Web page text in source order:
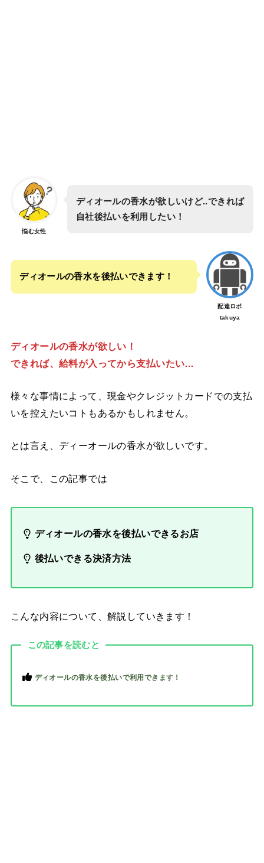
悩む女性
ディオールの香水が欲しいけど..できれば
自社後払いを利用したい！
配達ロボ
takuya
ディオールの香水を後払いできます！
ディオールの香水が欲しい！
できれば、 給料が入ってから支払いたい…
様々な事情によって、現金やクレジットカードでの支払
いを控えたいコトもあるかもしれません。
とは言え、ディーオールの香水が欲しいです。
そこで、この記事では
ディオールの香水を後払いできるお店
後払いできる決済方法
こんな内容について、解説していきます！
この記事を読むと
ディオールの香水を後払いで利用できます！